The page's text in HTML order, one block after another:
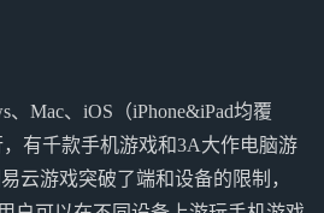
、Mac、iOS（iPhone&iPad均覆
有千款手机游戏和3A大作电脑游
云游戏突破了端和设备的限制，